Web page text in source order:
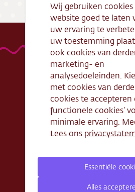
Handige links
Openingstijden
Algemene
voorwaarden
ondernemen
Wij gebruiken
website goed te laten
uw ervaring te
uw toestemming
ook cookies van
marketing- en
analysedoeleinden.
met cookies van
cookies te accepteren
functionele cookies’
minimale ervaring.
Lees ons
Essentiële
Alles